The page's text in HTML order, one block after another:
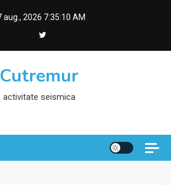
aug., 2026 7:35:11 AM
Cutremur
activitate seismica